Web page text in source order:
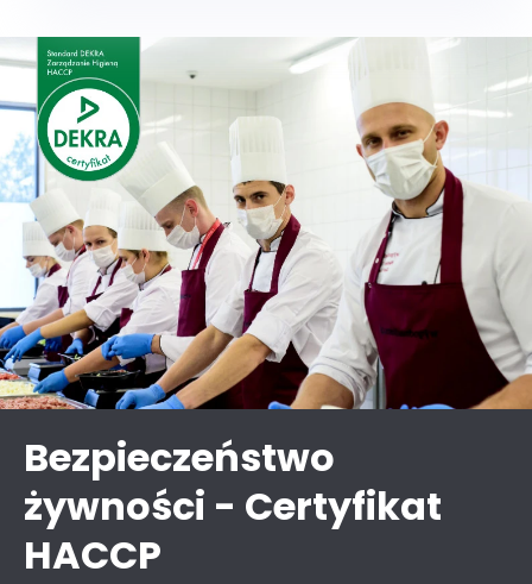
Bezpieczeństwo
żywności - Certyfikat
HACCP